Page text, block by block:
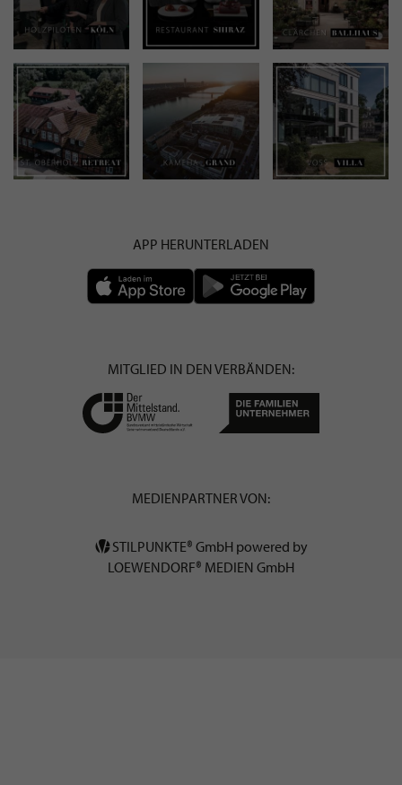
APP HERUNTERLADEN
MITGLIED IN DEN VERBÄNDEN:
MEDIENPARTNER VON:
STILPUNKTE® GmbH powered by
LOEWENDORF® MEDIEN GmbH